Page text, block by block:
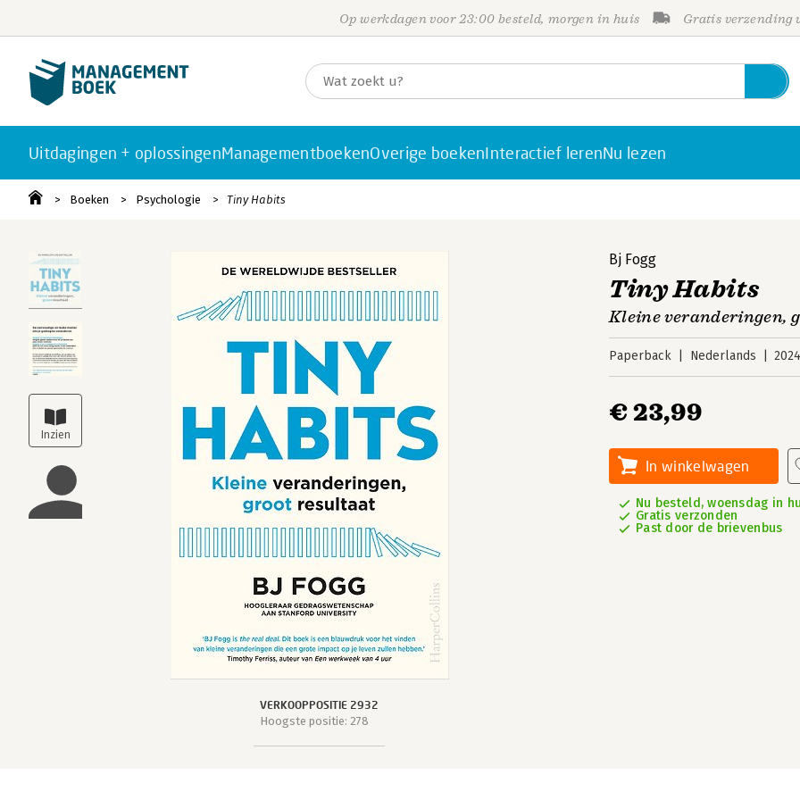
Op werkdagen voor 23:00 besteld, morgen in huis Gratis verzending
Uitdagingen + oplossingenManagementboekenOverige boekenInteractief lerenNu lezen
Boeken Psychologie Tiny Habits
VERKOOPPOSITIE 2932
Hoogste positie: 278
Bj Fogg
Tiny Habits
Kleine veranderingen,
Paperback Nederlands
€ 23,99
In winkelwagen
Nu besteld, woensdag in
Gratis verzonden
Past door de brievenbus